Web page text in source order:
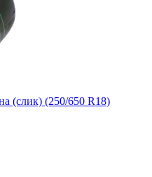
(слик) (250/650 R18)